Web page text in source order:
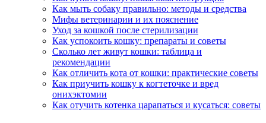
Как мыть собаку правильно: методы и средства
Мифы ветеринарии и их пояснение
Уход за кошкой после стерилизации
Как успокоить кошку: препараты и советы
Сколько лет живут кошки: таблица и
рекомендации
Как отличить кота от кошки: практические советы
Как приучить кошку к когтеточке и вред
онихэктомии
Как отучить котенка царапаться и кусаться: советы